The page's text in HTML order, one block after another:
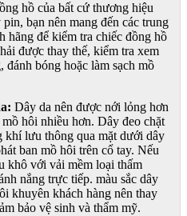
hồ của bất cứ thương hiệu
bạn nên mang đến các trung
hãng để kiểm tra chiếc đồng hồ
được thay thế, kiểm tra xem
đánh bóng hoặc làm sạch mồ
Dây da nên được nới lỏng hơn
hôi nhiều hơn. Dây đeo chặt
khí lưu thông qua mặt dưới dây
ban mồ hôi trên cổ tay. Nếu
khô với vải mềm loại thấm
nắng trực tiếp. màu sắc dây
khuyên khách hàng nên thay
bảo vệ sinh và thẩm mỹ.